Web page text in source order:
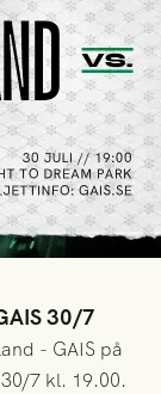
30/7
- GAIS på
7 kl. 19.00.